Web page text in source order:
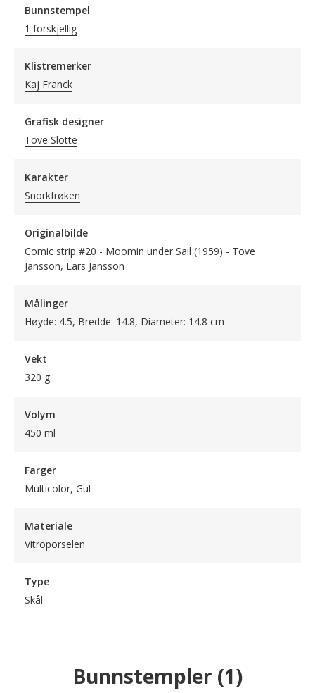
Bunnstempel
1 forskjellig
Klistremerker
Kaj Franck
Grafisk designer
Tove Slotte
Karakter
Snorkfrøken
Originalbilde
Comic strip #20 - Moomin under Sail (1959) - Tove
Jansson, Lars Jansson
Målinger
Høyde: 4.5, Bredde: 14.8, Diameter: 14.8 cm
Vekt
320 g
Volym
450 ml
Farger
Multicolor, Gul
Materiale
Vitroporselen
Type
Skål
Bunnstempler (1)